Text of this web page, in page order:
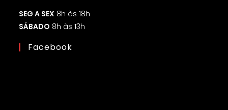
SEG A SEX 8h às 18h
SÁBADO 8h às 13h
Facebook